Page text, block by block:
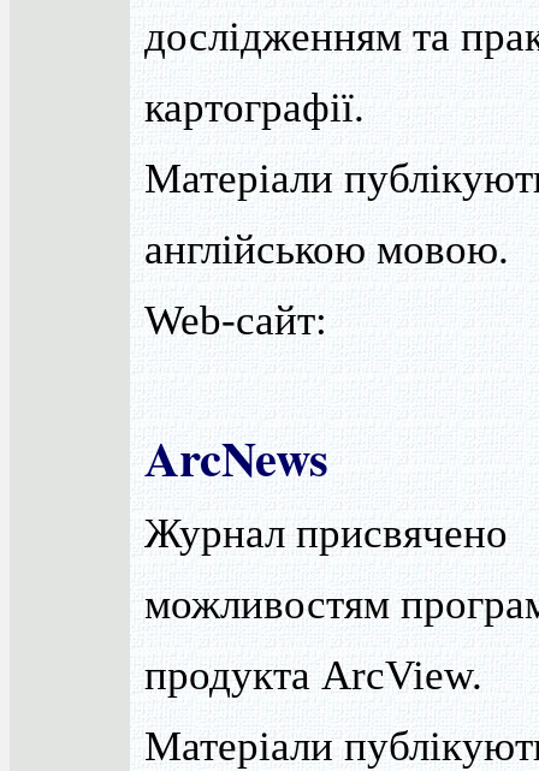
дослідженням та
картографії.
Матеріали
англійською мовою.
Web-сайт:
ArcNews
Журнал присвячено
можливостям
продукта ArcView.
Матеріали